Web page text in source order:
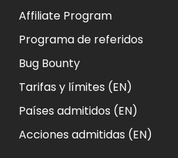
Affiliate Program
Programa de referidos
Bug Bounty
Tarifas y límites (EN)
Países admitidos (EN)
Acciones admitidas (EN)